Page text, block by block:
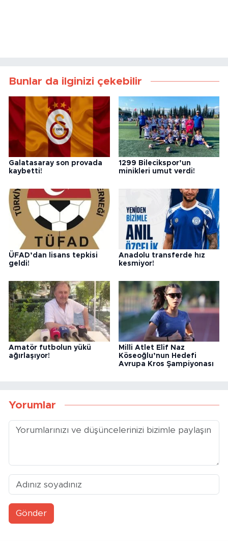
Bunlar da ilginizi çekebilir
Galatasaray son provada
kaybetti!
1299 Bilecikspor’un
minikleri umut verdi!
ÜFAD’dan lisans tepkisi
geldi!
Anadolu transferde hız
kesmiyor!
Amatör futbolun yükü
ağırlaşıyor!
Milli Atlet Elif Naz
Köseoğlu’nun Hedefi
Avrupa Kros Şampiyonası
Yorumlar
Gönder